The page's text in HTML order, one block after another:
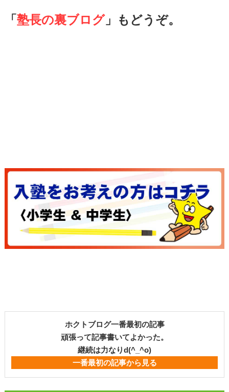
「 塾長の裏ブログ」もどうぞ。
ホクトブログ一番最初の記事
頑張って記事書いてよかった。
継続は力なりd(^_^o)
一番最初の記事から見る